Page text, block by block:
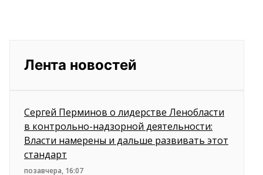
Лента новостей
Сергей Перминов о лидерстве Ленобласти
в контрольно-надзорной деятельности:
Власти намерены и дальше развивать этот
стандарт
позавчера, 16:07